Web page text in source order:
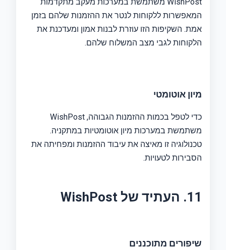
המאפשרות ללקוחות לנטר את ההזמנות שלהם בזמן
אמת. השקיפות הזו עוזרת לבנות אמון ומעדכנת את
הלקוחות לגבי מצב המשלוח שלהם.
מיון אוטומטי
כדי לטפל בכמות ההזמנות הגבוהה, WishPost
משתמשת במערכות מיון אוטומטיות במתקניה.
טכנולוגיה זו מאיצה את עיבוד ההזמנות ומפחיתה את
הסבירות לטעויות.
11. העתיד של WishPost
שיפורים מתוכננים